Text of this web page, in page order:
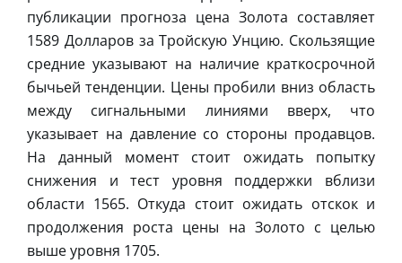
публикации прогноза цена Золота составляет
1589 Долларов за Тройскую Унцию. Скользящие
средние указывают на наличие краткосрочной
бычьей тенденции. Цены пробили вниз область
между сигнальными линиями вверх, что
указывает на давление со стороны продавцов.
На данный момент стоит ожидать попытку
снижения и тест уровня поддержки вблизи
области 1565. Откуда стоит ожидать отскок и
продолжения роста цены на Золото с целью
выше уровня 1705.